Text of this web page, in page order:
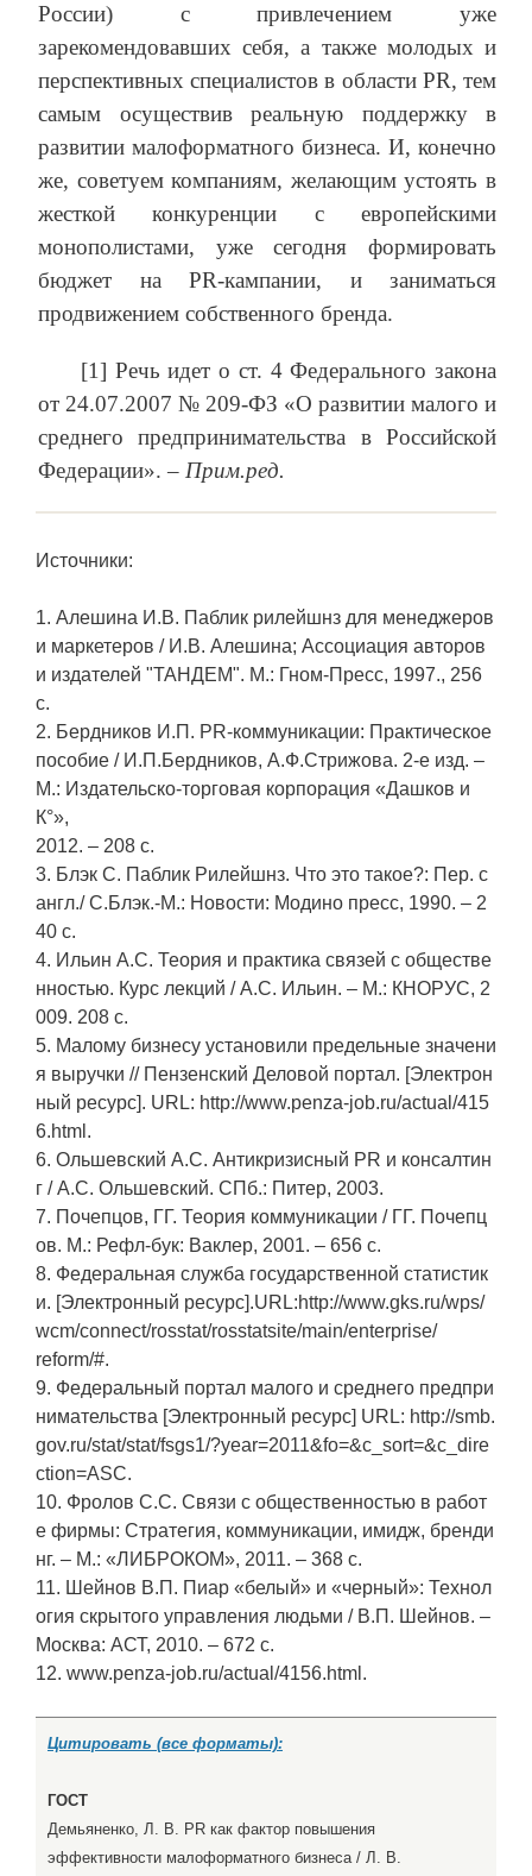
России) с привлечением уже
зарекомендовавших себя, а также молодых и
перспективных специалистов в области PR, тем
самым осуществив реальную поддержку в
развитии малоформатного бизнеса. И, конечно
же, советуем компаниям, желающим устоять в
жесткой конкуренции с европейскими
монополистами, уже сегодня формировать
бюджет на PR-кампании, и заниматься
продвижением собственного бренда.
[1] Речь идет о ст. 4 Федерального закона
от 24.07.2007 № 209-ФЗ «О развитии малого и
среднего предпринимательства в Российской
Федерации». – Прим.ред.
Источники:
1. Алешина И.В. Паблик рилейшнз для менеджеров
и маркетеров / И.В. Алешина; Ассоциация авторов
и издателей "ТАНДЕМ". М.: Гном-Пресс, 1997., 256
с.
2. Бердников И.П. PR-коммуникации: Практическое
пособие / И.П.Бердников, А.Ф.Стрижова. 2-е изд. –
М.: Издательско-торговая корпорация «Дашков и
К°»,
2012. – 208 с.
3. Блэк С. Паблик Рилейшнз. Что это такое?: Пер. с
англ./ С.Блэк.-М.: Новости: Модино пресс, 1990. – 2
40 с.
4. Ильин А.С. Теория и практика связей с обществе
нностью. Курс лекций / А.С. Ильин. – М.: КНОРУС, 2
009. 208 с.
5. Малому бизнесу установили предельные значени
я выручки // Пензенский Деловой портал. [Электрон
ный ресурс]. URL: http://www.penza-job.ru/actual/415
6.html.
6. Ольшевский А.С. Антикризисный PR и консалтин
г / А.С. Ольшевский. СПб.: Питер, 2003.
7. Почепцов, ГГ. Теория коммуникации / ГГ. Почепц
ов. М.: Рефл-бук: Ваклер, 2001. – 656 с.
8. Федеральная служба государственной статистик
и. [Электронный ресурс].URL:http://www.gks.ru/wps/
wcm/connect/rosstat/rosstatsite/main/enterprise/
reform/#.
9. Федеральный портал малого и среднего предпри
нимательства [Электронный ресурс] URL: http://smb.
gov.ru/stat/stat/fsgs1/?year=2011&fo=&c_sort=&c_dire
ction=ASC.
10. Фролов С.С. Связи с общественностью в работ
е фирмы: Стратегия, коммуникации, имидж, бренди
нг. – М.: «ЛИБРОКОМ», 2011. – 368 с.
11. Шейнов В.П. Пиар «белый» и «черный»: Технол
огия скрытого управления людьми / В.П. Шейнов. –
Москва: АСТ, 2010. – 672 с.
12. www.penza-job.ru/actual/4156.html.
Цитировать (все форматы):
ГОСТ
Демьяненко, Л. В. PR как фактор повышения
эффективности малоформатного бизнеса / Л. В.